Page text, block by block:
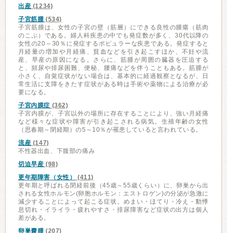
出産 (1234)
子宮筋腫(534)
子宮筋腫は、女性の子宮の壁（筋層）にできる良性の腫瘍（筋肉
のこぶ）である。婦人科疾患の中でも発症数が多く、30代以降の
女性の20～30％に発症するポピュラーな疾患である。発症すると
月経量の増加や月経痛、貧血などを引き起こすほか、不妊や流
産、早産の原因になる。さらに、筋腫が周囲の臓器を圧迫する
と、頻尿や排尿困難、便秘、腰痛などを伴うこともある。筋腫が
小さく、自覚症状がない場合は、基本的に経過観察となるが、日
常生活に支障をきたす症状がある時は手術や薬物による治療が必
要になる。
子宮内膜症 (362)
子宮内膜が、子宮以外の場所に存在することにより、強い月経痛
など様々な症状や障害が引き起こされる病気。生殖年齢の女性
（思春期～閉経期）の5～10％が罹患していると言われている。
流産 (147)
不性器出血、下腹部の痛み
切迫早産 (98)
更年期障害（女性）
(411)
更年期と呼ばれる閉経前後（45歳～55歳くらい）に、卵巣から出
される女性ホルモン(卵胞ホルモン：エストロゲン)の分泌が急激に
減少することによって起こる症状。めまい・ほてり・冷え・動悸
息切れ・イライラ・疲れやすさ・排尿障害など症状の出方は個人
差がある。
卵巣嚢腫(207)